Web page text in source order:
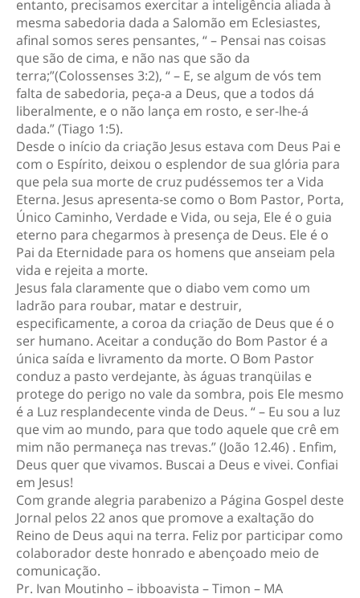
entanto, precisamos exercitar a inteligência aliada à
mesma sabedoria dada a Salomão em Eclesiastes,
afinal somos seres pensantes, “ – Pensai nas coisas
que são de cima, e não nas que são da
terra;”(Colossenses 3:2), “ – E, se algum de vós tem
falta de sabedoria, peça-a a Deus, que a todos dá
liberalmente, e o não lança em rosto, e ser-lhe-á
dada.” (Tiago 1:5).
Desde o início da criação Jesus estava com Deus Pai e
com o Espírito, deixou o esplendor de sua glória para
que pela sua morte de cruz pudéssemos ter a Vida
Eterna. Jesus apresenta-se como o Bom Pastor, Porta,
Único Caminho, Verdade e Vida, ou seja, Ele é o guia
eterno para chegarmos à presença de Deus. Ele é o
Pai da Eternidade para os homens que anseiam pela
vida e rejeita a morte.
Jesus fala claramente que o diabo vem como um
ladrão para roubar, matar e destruir,
especificamente, a coroa da criação de Deus que é o
ser humano. Aceitar a condução do Bom Pastor é a
única saída e livramento da morte. O Bom Pastor
conduz a pasto verdejante, às águas tranqüilas e
protege do perigo no vale da sombra, pois Ele mesmo
é a Luz resplandecente vinda de Deus. “ – Eu sou a luz
que vim ao mundo, para que todo aquele que crê em
mim não permaneça nas trevas.” (João 12.46) . Enfim,
Deus quer que vivamos. Buscai a Deus e vivei. Confiai
em Jesus!
Com grande alegria parabenizo a Página Gospel deste
Jornal pelos 22 anos que promove a exaltação do
Reino de Deus aqui na terra. Feliz por participar como
colaborador deste honrado e abençoado meio de
comunicação.
Pr. Ivan Moutinho – ibboavista – Timon – MA